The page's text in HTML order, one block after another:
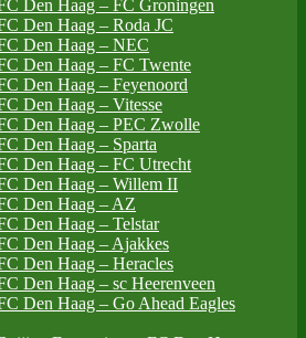
Den Haag – FC Groningen
Den Haag – Roda JC
Den Haag – NEC
Den Haag – FC Twente
Den Haag – Feyenoord
Den Haag – Vitesse
Den Haag – PEC Zwolle
Den Haag – Sparta
Den Haag – FC Utrecht
Den Haag – Willem II
Den Haag – AZ
Den Haag – Telstar
Den Haag – Ajakkes
Den Haag – Heracles
Den Haag – sc Heerenveen
Den Haag – Go Ahead Eagles